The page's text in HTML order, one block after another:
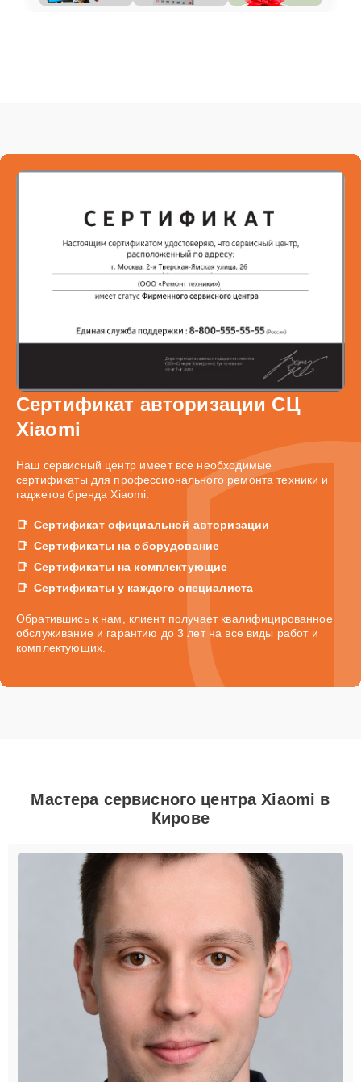
Сертификат авторизации СЦ
Xiaomi
Наш сервисный центр имеет все необходимые
сертификаты для профессионального ремонта техники и
гаджетов бренда Xiaomi:
Сертификат официальной авторизации
Сертификаты на оборудование
Сертификаты на комплектующие
Сертификаты у каждого специалиста
Обратившись к нам, клиент получает квалифицированное
обслуживание и гарантию до 3 лет на все виды работ и
комплектующих.
Мастера сервисного центра Xiaomi в
Кирове